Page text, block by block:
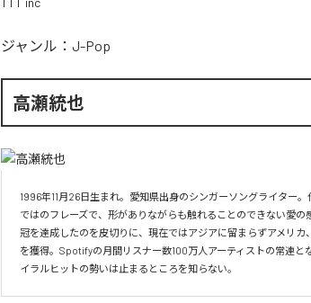
ジャンル： J-Pop
高瀬統也
1996年11月26日生まれ。愛知県出身のシンガーソングライター
ではのフレーズで、形がありながらも触れることのできない愛
冠を達成したのを皮切りに、現在ではアジアに留まらずアメリ
を獲得。Spotifyの月間リスナー数100万人アーティストの常連
イラルヒットの勢いは止まるところを知らない。